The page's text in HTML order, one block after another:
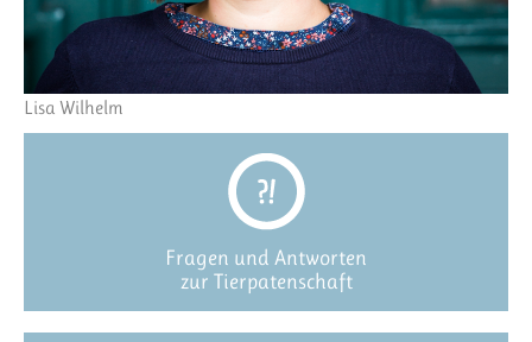
Lisa Wilhelm
Fragen und Antworten
zur Tierpatenschaft